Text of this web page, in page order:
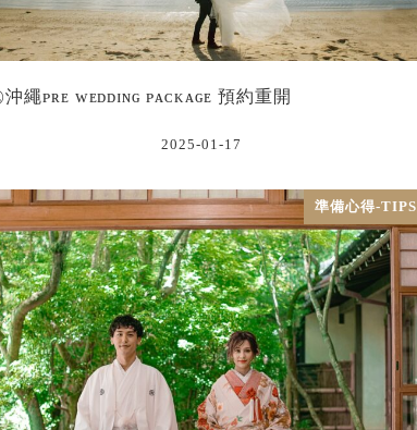
沖繩ᴘʀᴇ ᴡᴇᴅᴅɪɴɢ ᴘᴀᴄᴋᴀɢᴇ 預約重開
2025-01-17
準備心得-TIPS